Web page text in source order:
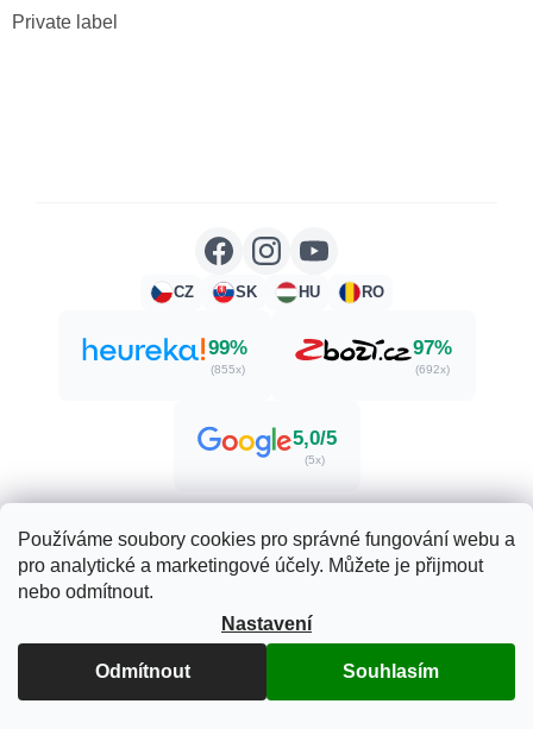
Používáme soubory cookies pro správné fungování webu a
pro analytické a marketingové účely. Můžete je přijmout
nebo odmítnout.
Nastavení
Odmítnout Souhlasím
Private label
CZ SK HU RO
99%
(855x)
97%
(692x)
5,0/5
(5x)
Vytvořil Shoptet
Copyright 2026Zdraví. Krása. Příroda.. Všechna práva
vyhrazena.
Upravit nastavení cookies